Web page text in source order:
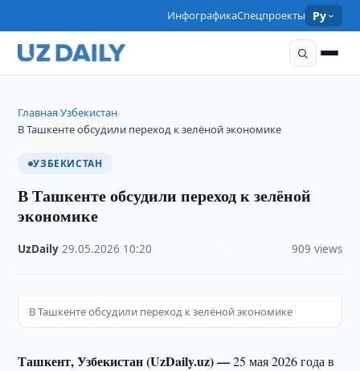
ИнфографикаСпецпроекты Ру
Главная›Узбекистан›
В Ташкенте обсудили переход к зелёной экономике
УЗБЕКИСТАН
В Ташкенте обсудили переход к зелёной
экономике
UzDaily ·29.05.2026 10:20 909 views
В Ташкенте обсудили переход к зелёной экономике
Ташкент, Узбекистан (UzDaily.uz) —25 мая 2026 года в